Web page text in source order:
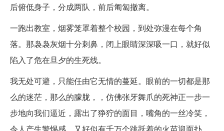
后俯低身子，分成两队，前后匍匐撤离。
一跑出教室，烟雾笼罩着整个校园，到处弥漫在每个角
落。那袅袅灰烟十分刺鼻，闭上眼睛深深吸一口，就好似
陷入了危在旦夕的生死线。
我无处可避，只能任由它无情的蔓延。眼前的一切都是那
么的迷茫，那么的朦胧，，仿佛张牙舞爪的死神正一步一
步地向我们逼近，露出了狰狞的面目，嘴角的一丝冷笑，
令人产生警惕感。又好似有千万个跳跃着的火苗迎面扑